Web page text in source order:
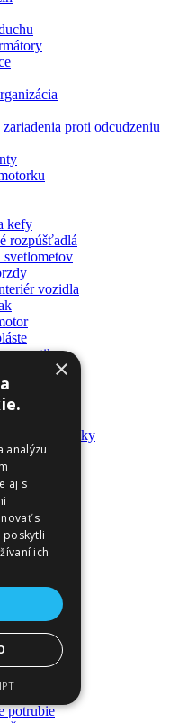
zariadenia proti odcudzeniu
kefy
rozpúšťadlá
svetlometov
vozidla
a nálepky
rámy
potrubie
×
analýzu
aj s
s
poskytli
ich